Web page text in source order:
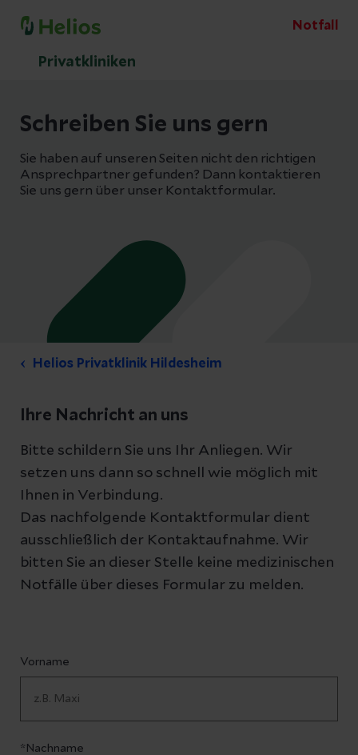
Notfall
Privatkliniken
Schreiben Sie uns gern
Sie haben auf unseren Seiten nicht den richtigen
Ansprechpartner gefunden? Dann kontaktieren
Sie uns gern über unser Kontaktformular.
Helios Privatklinik Hildesheim
Ihre Nachricht an uns
Bitte schildern Sie uns Ihr Anliegen. Wir
setzen uns dann so schnell wie möglich mit
Ihnen in Verbindung.
Das nachfolgende Kontaktformular dient
ausschließlich der Kontaktaufnahme. Wir
bitten Sie an dieser Stelle keine medizinischen
Notfälle über dieses Formular zu melden.
Vorname
*Nachname